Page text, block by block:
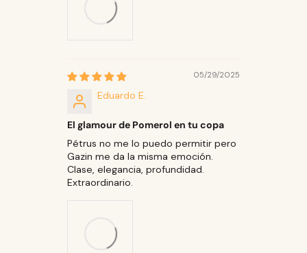
05/29/2025
Eduardo E.
El glamour de Pomerol en tu copa
Pétrus no me lo puedo permitir pero
Gazin me da la misma emoción.
Clase, elegancia, profundidad.
Extraordinario.